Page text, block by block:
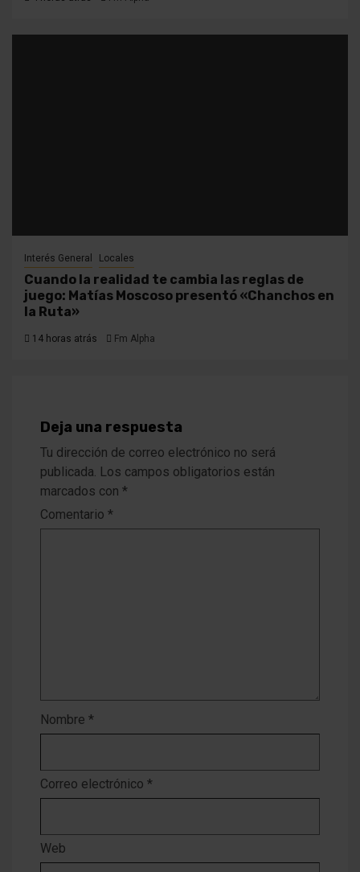
Interés General Locales
Cuando la realidad te cambia las reglas de
juego: Matías Moscoso presentó «Chanchos en
la Ruta»
14 horas atrás Fm Alpha
Deja una respuesta
Tu dirección de correo electrónico no será
publicada. Los campos obligatorios están
marcados con *
Comentario *
Nombre *
Correo electrónico *
Web